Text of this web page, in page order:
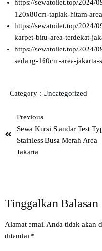
https://sewatoilet.top/2024/
120x80cm-taplak-hitam-
https://sewatoilet.top/2024/
karpet-biru-area-terdekat-
https://sewatoilet.top/2024/
sedang-160cm-area-jakarta-
Category : Uncategorized
Previous
Sewa Kursi Standar Test
Stainless Busa Merah Area
Jakarta
Tinggalkan Balasan
Alamat email Anda tidak akan
ditandai *